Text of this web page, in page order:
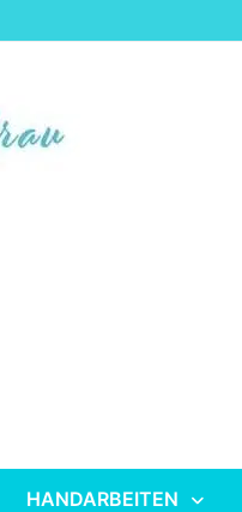
HANDARBEITEN